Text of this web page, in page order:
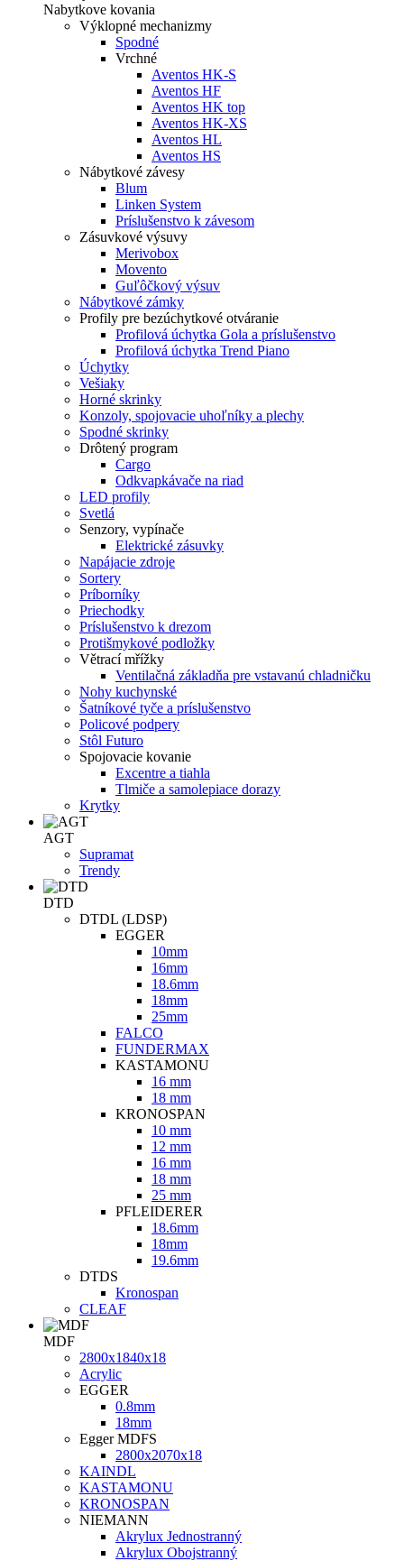
Nabytkove kovania
Výklopné mechanizmy
Spodné
Vrchné
Aventos HK-S
Aventos HF
Aventos HK top
Aventos HK-XS
Aventos HL
Aventos HS
Nábytkové závesy
Blum
Linken System
Príslušenstvo k závesom
Zásuvkové výsuvy
Merivobox
Movento
Guľôčkový výsuv
Nábytkové zámky
Profily pre bezúchytkové otváranie
Profilová úchytka Gola a príslušenstvo
Profilová úchytka Trend Piano
Úchytky
Vešiaky
Horné skrinky
Konzoly, spojovacie uhoľníky a plechy
Spodné skrinky
Drôtený program
Cargo
Odkvapkávače na riad
LED profily
Svetlá
Senzory, vypínače
Elektrické zásuvky
Napájacie zdroje
Sortery
Príborníky
Priechodky
Príslušenstvo k drezom
Protišmykové podložky
Větrací mřížky
Ventilačná základňa pre vstavanú chladničku
Nohy kuchynské
Šatníkové tyče a príslušenstvo
Policové podpery
Stôl Futuro
Spojovacie kovanie
Excentre a tiahla
Tlmiče a samolepiace dorazy
Krytky
AGT
Supramat
Trendy
DTD
DTDL (LDSP)
EGGER
10mm
16mm
18.6mm
18mm
25mm
FALCO
FUNDERMAX
KASTAMONU
16 mm
18 mm
KRONOSPAN
10 mm
12 mm
16 mm
18 mm
25 mm
PFLEIDERER
18.6mm
18mm
19.6mm
DTDS
Kronospan
CLEAF
MDF
2800х1840х18
Acrylic
EGGER
0.8mm
18mm
Egger MDFS
2800x2070x18
KAINDL
KASTAMONU
KRONOSPAN
NIEMANN
Akrylux Jednostranný
Akrylux Obojstranný